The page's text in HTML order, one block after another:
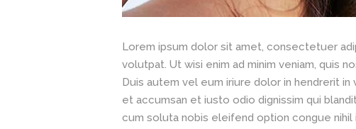
Lorem ipsum dolor sit amet, consectetuer
volutpat. Ut wisi enim ad minim veniam, quis
Duis autem vel eum iriure dolor in hendrerit
et accumsan et iusto odio dignissim qui
cum soluta nobis eleifend option congue nihil